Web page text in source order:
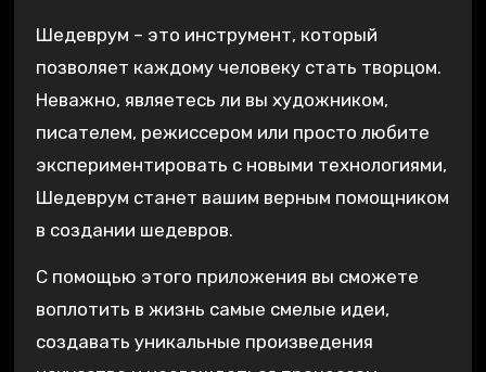
Шедеврум – это инструмент, который
позволяет каждому человеку стать творцом.
Неважно, являетесь ли вы художником,
писателем, режиссером или просто любите
экспериментировать с новыми технологиями,
Шедеврум станет вашим верным помощником
в создании шедевров.
С помощью этого приложения вы сможете
воплотить в жизнь самые смелые идеи,
создавать уникальные произведения